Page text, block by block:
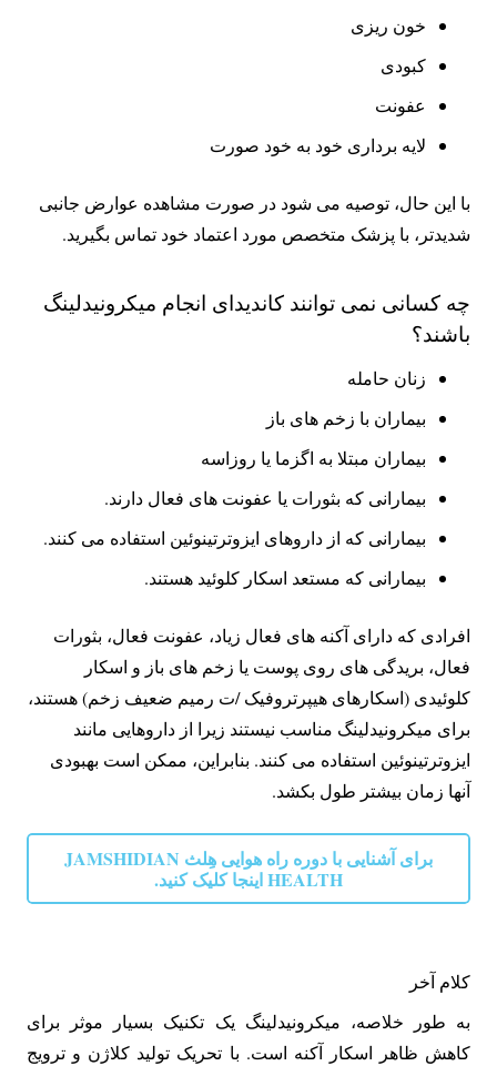
خون ریزی
کبودی
عفونت
لایه برداری خود به خود صورت
با این حال، توصیه می شود در صورت مشاهده عوارض جانبی
شدیدتر، با پزشک متخصص مورد اعتماد خود تماس بگیرید.
چه کسانی نمی توانند کاندیدای انجام میکرونیدلینگ
باشند؟
زنان حامله
بیماران با زخم های باز
بیماران مبتلا به اگزما یا روزاسه
بیمارانی که بثورات یا عفونت های فعال دارند.
بیمارانی که از داروهای ایزوترتینوئین استفاده می کنند.
بیمارانی که مستعد اسکار کلوئید هستند.
افرادی که دارای آکنه های فعال زیاد، عفونت فعال، بثورات
فعال، بریدگی های روی پوست یا زخم های باز و اسکار
کلوئیدی (اسکارهای هیپرتروفیک /ت رمیم ضعیف زخم) هستند،
برای میکرونیدلینگ مناسب نیستند زیرا از داروهایی مانند
ایزوترتینوئین استفاده می کنند. بنابراین، ممکن است بهبودی
آنها زمان بیشتر طول بکشد.
برای آشنایی با دوره راه هوایی هِلث JAMSHIDIAN
HEALTH اینجا کلیک کنید.
کلام آخر
به طور خلاصه، میکرونیدلینگ یک تکنیک بسیار موثر برای
کاهش ظاهر اسکار آکنه است. با تحریک تولید کلاژن و ترویج